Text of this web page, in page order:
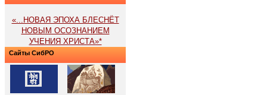
«...НОВАЯ ЭПОХА БЛЕСНЁТ
НОВЫМ ОСОЗНАНИЕМ
УЧЕНИЯ ХРИСТА»*
Сайты СибРО